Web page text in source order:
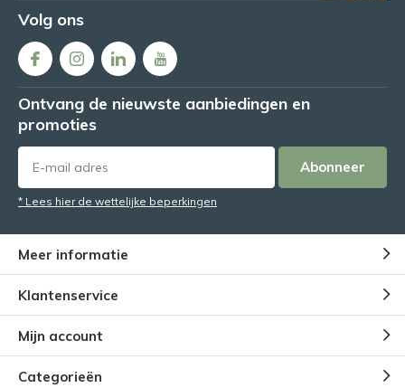
Volg ons
Ontvang de nieuwste aanbiedingen en
promoties
Abonneer
* Lees hier de wettelijke beperkingen
Meer informatie
Klantenservice
Mijn account
Categorieën